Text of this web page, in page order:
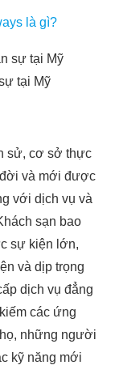
là gì?
tại Mỹ
sử, cơ sở thực
và mới được
với dịch vụ và
sạn bao
sự kiện lớn,
và dịp trọng
dịch vụ đẳng
các ứng
những người
kỹ năng mới